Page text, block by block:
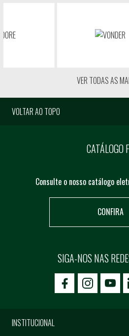
VER TODAS AS
VOLTAR AO TOPO
CATÁLOGO
Consulte o nosso catálogo
CONFIRA
SIGA-NOS NAS
icon-facebookicon-social02
icon-
INSTITUCIONAL